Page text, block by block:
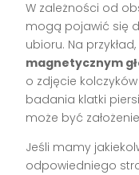
W zależności od
mogą pojawić się
ubioru. Na przykład,
magnetycznym
o zdjęcie
badania klatki
może być
Jeśli mamy
odpowiedniego